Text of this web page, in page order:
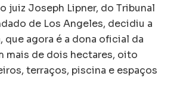
juiz Joseph Lipner, do Tribunal
de Los Angeles, decidiu a
que agora é a dona oficial da
mais de dois hectares, oito
terraços, piscina e espaços